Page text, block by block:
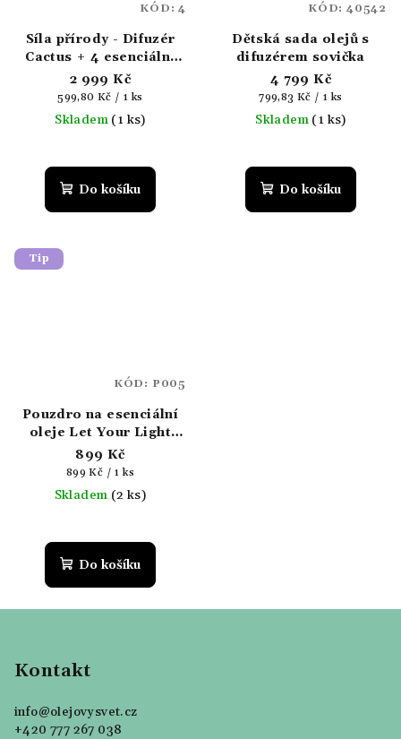
Síla přírody - Difuzér
Cactus + 4 esenciální
oleje
2 999 Kč
Měrná
cena:
599,80 Kč / 1 ks
Skladem (1 ks)
Do košíku
KÓD:4
Dětská sada olejů s
difuzérem sovička
4 799 Kč
Měrná
cena:
799,83 Kč / 1 ks
Skladem (1 ks)
hodnocení
produktu
Do košíku
KÓD: 40542
Tip
Pouzdro na esenciální
oleje Let Your Light
Shine (18 lahviček)
899 Kč
Měrná
cena:
899 Kč / 1 ks
Skladem (2 ks)
Do košíku
KÓD: P005
Kontakt
info@olejovysvet.cz
+420 777 267 038